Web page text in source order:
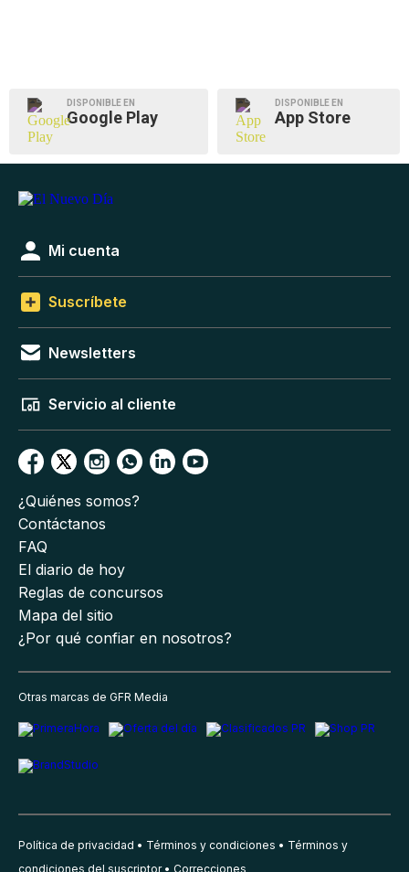
DISPONIBLE EN
Google Play
DISPONIBLE EN
App Store
Mi cuenta
Suscríbete
Newsletters
Servicio al cliente
¿Quiénes somos?
Contáctanos
FAQ
El diario de hoy
Reglas de concursos
Mapa del sitio
¿Por qué confiar en nosotros?
Otras marcas de GFR Media
Política de privacidad Términos y condiciones
Términos y
condiciones del suscriptor
Correcciones